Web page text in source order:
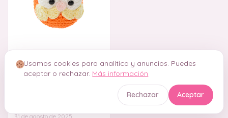
¡Garfield Llavero
manera genial de llevar un
31 de agosto de 2025
Usamos cookies para analítica y anuncios. Puedes
aceptar o rechazar. Más información
Rechazar Aceptar